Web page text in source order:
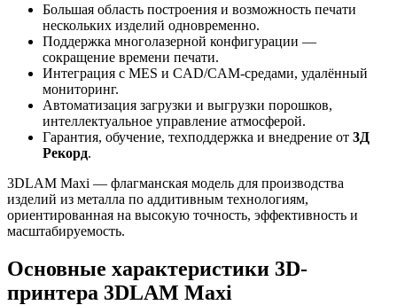
Большая область построения и возможность печати
нескольких изделий одновременно.
Поддержка многолазерной конфигурации —
сокращение времени печати.
Интеграция с MES и CAD/CAM-средами, удалённый
мониторинг.
Автоматизация загрузки и выгрузки порошков,
интеллектуальное управление атмосферой.
Гарантия, обучение, техподдержка и внедрение от 3Д
Рекорд.
3DLAM Maxi — флагманская модель для производства
изделий из металла по аддитивным технологиям,
ориентированная на высокую точность, эффективность и
масштабируемость.
Основные характеристики 3D-
принтера 3DLAM Maxi